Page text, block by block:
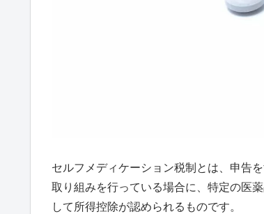
セルフメディケーション税制とは、申告
取り組みを行っている場合に、特定の医
して所得控除が認められるものです。